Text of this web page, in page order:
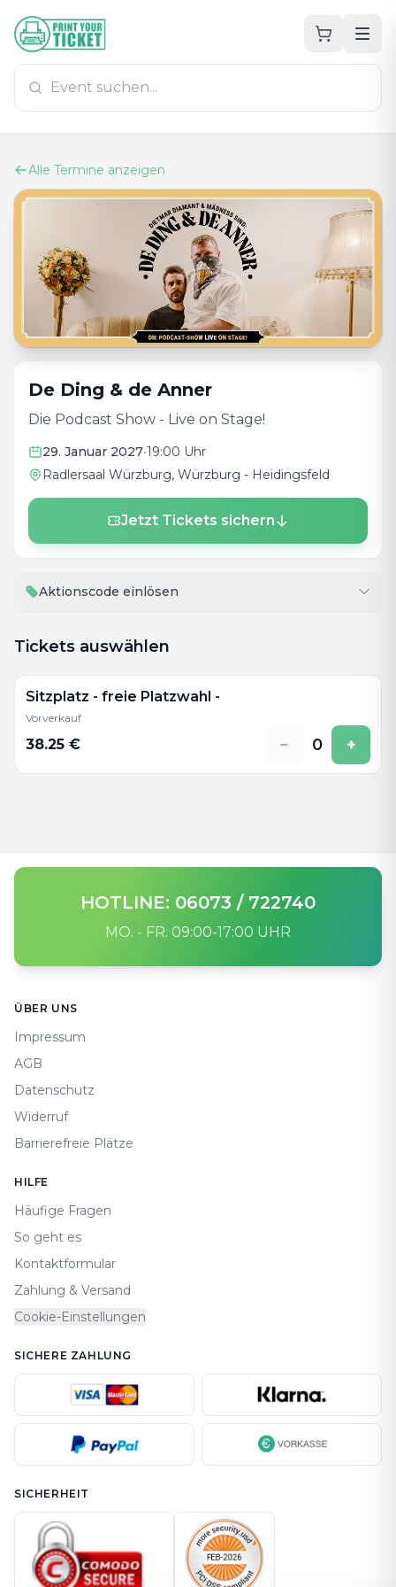
Zum Hauptinhalt
PrintYourTicket
Alle Termine anzeigen
De Ding & de Anner
Die Podcast Show - Live on Stage!
29. Januar 2027•19:00 Uhr
Radlersaal Würzburg, Würzburg - Heidingsfeld
Jetzt Tickets sichern
Aktionscode einlösen
Tickets auswählen
Sitzplatz - freie Platzwahl -
Vorverkauf
38.25 € − 0 +
HOTLINE: 06073 / 722740
MO. - FR. 09:00-17:00 UHR
ÜBER UNS
Impressum
AGB
Datenschutz
Widerruf
Barrierefreie Plätze
HILFE
Häufige Fragen
So geht es
Kontaktformular
Zahlung & Versand
Cookie-Einstellungen
SICHERE ZAHLUNG
SICHERHEIT